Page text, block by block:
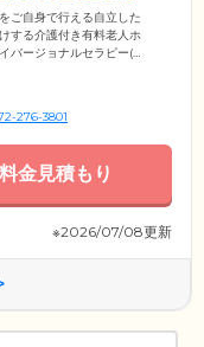
ご自身で行える自立した
する介護付き有料老人ホ
バージョナルセラピー(気
提供。居室は浴室も完備
す。さらにご入居者様に
施。社会人マナー、最新
276-3801
料金見積もり
※2026/07/08更新